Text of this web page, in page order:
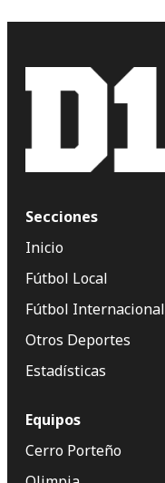
Secciones
Inicio
Fútbol Local
Fútbol Internacional
Otros Deportes
Estadísticas
Equipos
Cerro Porteño